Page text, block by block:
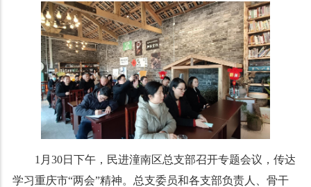
1月30日下午，民进潼南区总支部召开专题会议，传达
学习重庆市“两会”精神。总支委员和各支部负责人、骨干